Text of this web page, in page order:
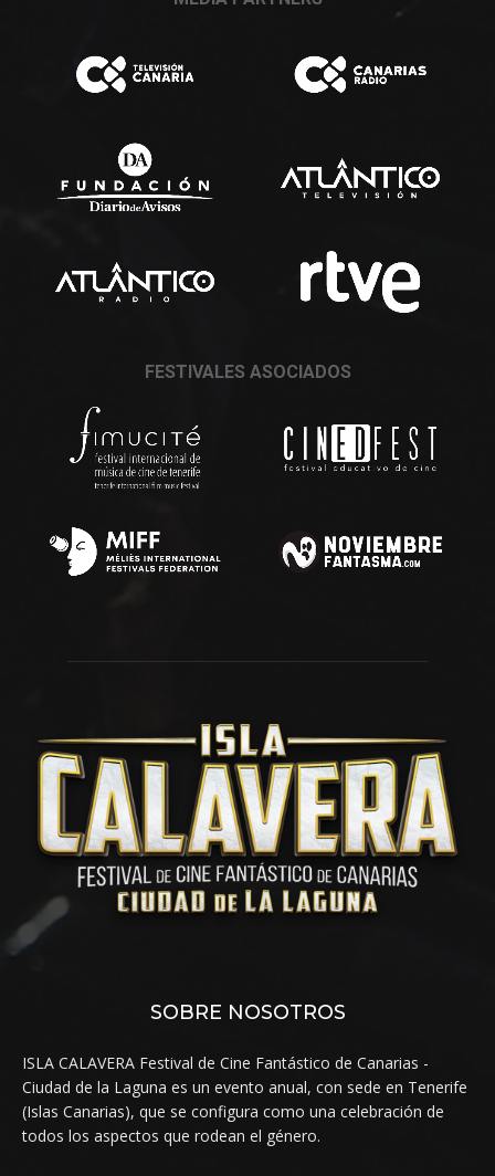
FESTIVALES ASOCIADOS
SOBRE NOSOTROS
ISLA CALAVERA Festival de Cine Fantástico de Canarias -
Ciudad de la Laguna es un evento anual, con sede en Tenerife
(Islas Canarias), que se configura como una celebración de
todos los aspectos que rodean el género.